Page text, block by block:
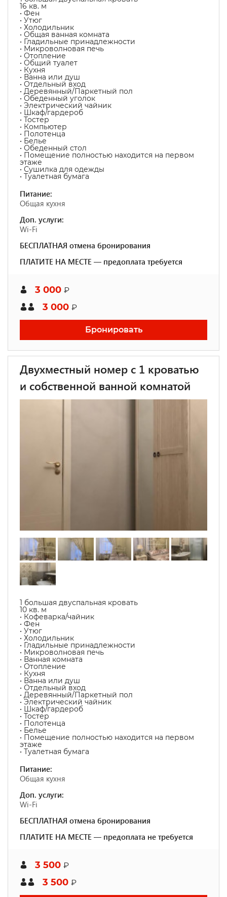
16 кв. м
• Фен
• Утюг
• Холодильник
• Общая ванная комната
• Гладильные принадлежности
• Микроволновая печь
• Отопление
• Общий туалет
• Кухня
• Ванна или душ
• Отдельный вход
• Деревянный/Паркетный пол
• Обеденный уголок
• Электрический чайник
• Шкаф/гардероб
• Тостер
• Компьютер
• Полотенца
• Белье
• Обеденный стол
• Помещение полностью находится на первом
этаже
• Сушилка для одежды
• Туалетная бумага
Питание:
Общая кухня
Доп. услуги:
Wi-Fi
БЕСПЛАТНАЯ отмена бронирования
ПЛАТИТЕ НА МЕСТЕ — предоплата требуется
3 000 ₽
3 000 ₽
Бронировать
Двухместный номер с 1 кроватью
и собственной ванной комнатой
1 большая двуспальная кровать
10 кв. м
• Кофеварка/чайник
• Фен
• Утюг
• Холодильник
• Гладильные принадлежности
• Микроволновая печь
• Ванная комната
• Отопление
• Кухня
• Ванна или душ
• Отдельный вход
• Деревянный/Паркетный пол
• Электрический чайник
• Шкаф/гардероб
• Тостер
• Полотенца
• Белье
• Помещение полностью находится на первом
этаже
• Туалетная бумага
Питание:
Общая кухня
Доп. услуги:
Wi-Fi
БЕСПЛАТНАЯ отмена бронирования
ПЛАТИТЕ НА МЕСТЕ — предоплата не требуется
3 500 ₽
3 500 ₽